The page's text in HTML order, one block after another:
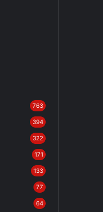
763
394
322
171
133
77
64